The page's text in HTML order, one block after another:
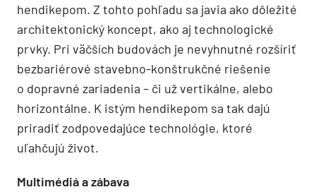
hendikepom. Z tohto pohľadu sa javia ako dôležité
architektonický koncept, ako aj technologické
prvky. Pri väčších budovách je nevyhnutné rozšíriť
bezbariérové stavebno-konštrukčné riešenie
o dopravné zariadenia – či už vertikálne, alebo
horizontálne. K istým hendikepom sa tak dajú
priradiť zodpovedajúce technológie, ktoré
uľahčujú život.
Multimédiá a zábava